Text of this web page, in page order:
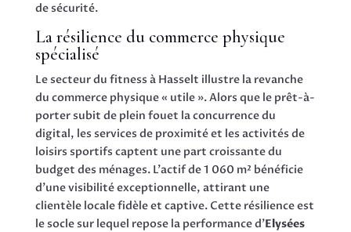
de sécurité.
La résilience du commerce physique
spécialisé
Le secteur du fitness à Hasselt illustre la revanche
du commerce physique « utile ». Alors que le prêt-à-
porter subit de plein fouet la concurrence du
digital, les services de proximité et les activités de
loisirs sportifs captent une part croissante du
budget des ménages. L’actif de 1 060 m² bénéficie
d’une visibilité exceptionnelle, attirant une
clientèle locale fidèle et captive. Cette résilience est
le socle sur lequel repose la performance d’Elysées